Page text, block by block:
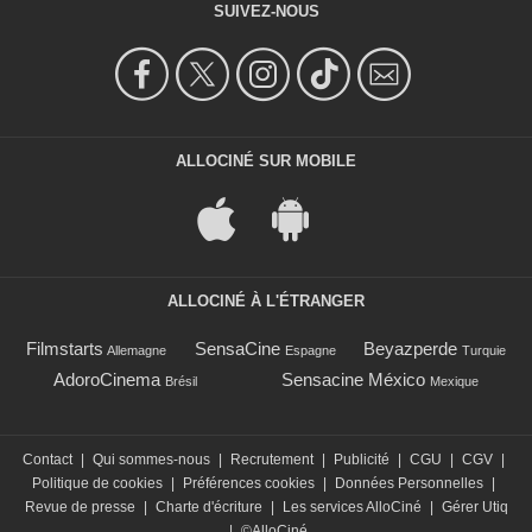
SUIVEZ-NOUS
ALLOCINÉ SUR MOBILE
ALLOCINÉ À L'ÉTRANGER
Filmstarts Allemagne SensaCine Espagne Beyazperde Turquie
AdoroCinema Brésil Sensacine México Mexique
Contact Qui sommes-nous Recrutement Publicité CGU CGV
Politique de cookies
Préférences cookies Données Personnelles
Revue de presse
Charte d'écriture Les services AlloCiné
Gérer Utiq